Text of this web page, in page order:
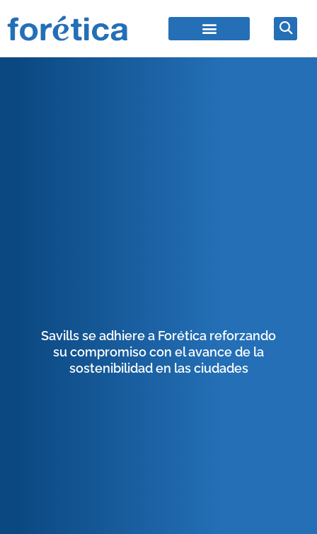
Savills se adhiere a Forética reforzando
su compromiso con el avance de la
sostenibilidad en las ciudades